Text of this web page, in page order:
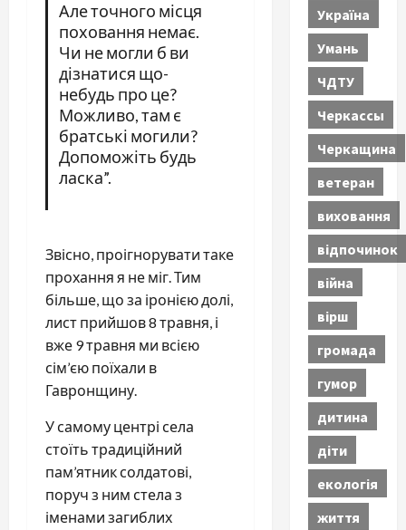
Але точного місця
поховання немає.
Чи не могли б ви
дізнатися що-
небудь про це?
Можливо, там є
братські могили?
Допоможіть будь
ласка”.
Звісно, проігнорувати таке
прохання я не міг. Тим
більше, що за іронією долі,
лист прийшов 8 травня, і
вже 9 травня ми всією
сім’єю поїхали в
Гавронщину.
У самому центрі села
стоїть традиційний
пам’ятник солдатові,
поруч з ним стела з
іменами загиблих
Україна
Умань
ЧДТУ
Черкассы
Черкащина
ветеран
виховання
відпочинок
війна
вірш
громада
гумор
дитина
діти
екологія
життя